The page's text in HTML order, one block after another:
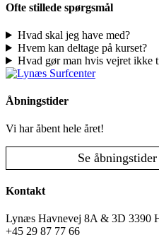
Ofte stillede spørgsmål
Hvad skal jeg have med?
Hvem kan deltage på kurset?
Hvad gør man hvis vejret ikke
Åbningstider
Vi har åbent hele året!
Se åbningstider
Kontakt
Lynæs Havnevej 8A & 3D 3390
+45 29 87 77 66